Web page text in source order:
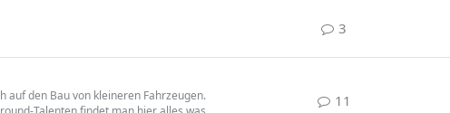
3
den Bau von kleineren Fahrzeugen.
11